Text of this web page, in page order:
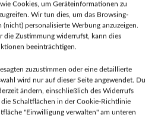
Cookies, um Geräteinformationen zu
Wir tun dies, um das Browsing-
personalisierte Werbung anzuzeigen.
die Zustimmung widerrufst, kann dies
beeinträchtigen.
zuzustimmen oder eine detaillierte
wird nur auf dieser Seite angewendet. Du
ändern, einschließlich des Widerrufs
Schaltflächen in der Cookie-Richtlinie
"Einwilligung verwalten" am unteren